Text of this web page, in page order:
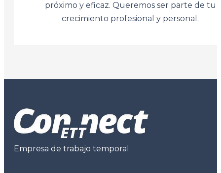
próximo y eficaz. Queremos ser parte de tu
crecimiento profesional y personal.
Empresa de trabajo temporal